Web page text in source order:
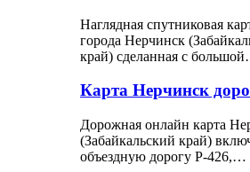
Наглядная спутниковая
города Нерчинск
край) сделанная с
Карта Нерчинск
Дорожная онлайн карта
(Забайкальский край)
объездную дорогу Р-426,…